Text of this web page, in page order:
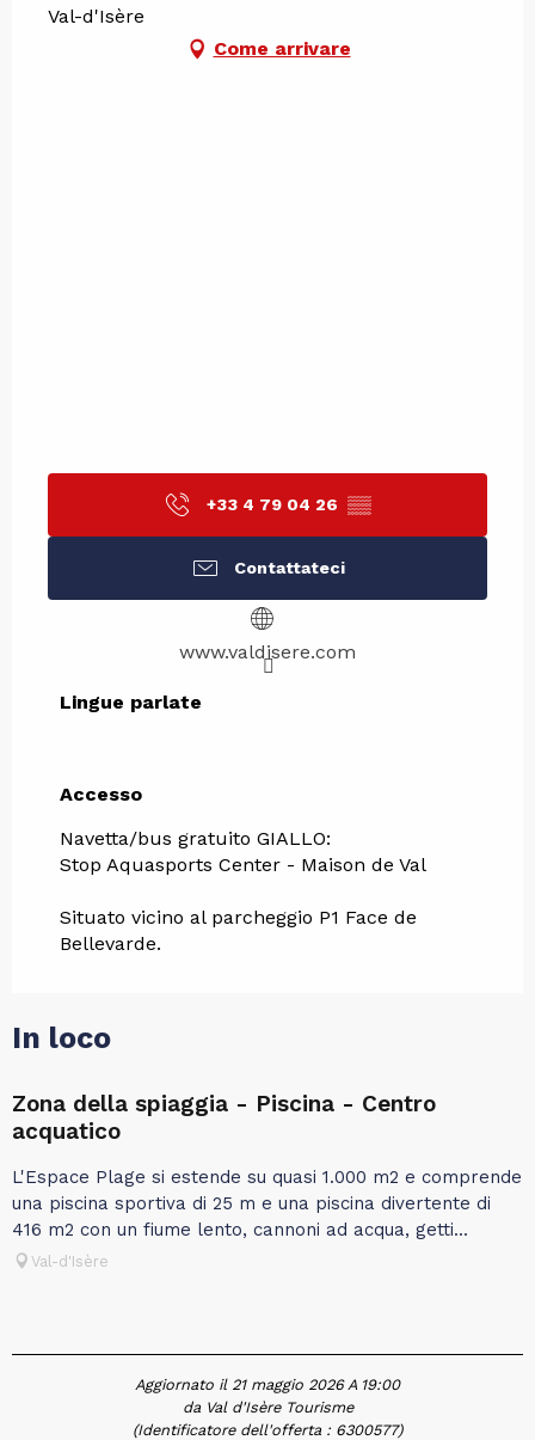
Val-d'Isère
Come arrivare
+33 4 79 04 26 ▒▒
Contattateci
www.valdisere.com
Lingue parlate
Lingue parlate
Accesso
Accesso
Navetta/bus gratuito GIALLO:
Stop Aquasports Center - Maison de Val
Situato vicino al parcheggio P1 Face de
Bellevarde.
In loco
Zona della spiaggia - Piscina - Centro
acquatico
L'Espace Plage si estende su quasi 1.000 m2 e comprende
una piscina sportiva di 25 m e una piscina divertente di
416 m2 con un fiume lento, cannoni ad acqua, getti...
Val-d'Isère
Aggiornato il 21 maggio 2026 A 19:00
da Val d'Isère Tourisme
(Identificatore dell'offerta : 6300577)